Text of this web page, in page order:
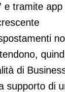
e tramite app
di
supporto di